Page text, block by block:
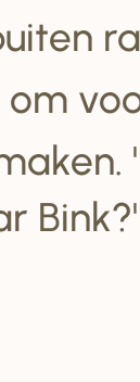
Bink?'